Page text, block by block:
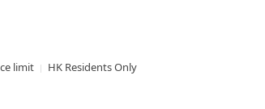
limit
HK Residents Only